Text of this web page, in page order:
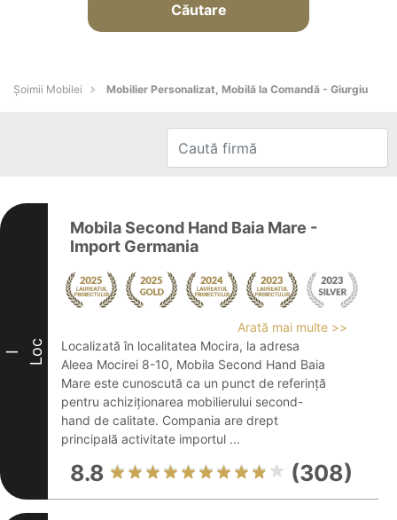
Căutare
Șoimii Mobilei Mobilier Personalizat, Mobilă la Comandă - Giurgiu
I Loc
Mobila Second Hand Baia Mare -
Import Germania
Arată mai multe >>
Localizată în localitatea Mocira, la adresa
Aleea Mocirei 8-10, Mobila Second Hand Baia
Mare este cunoscută ca un punct de referință
pentru achiziționarea mobilierului second-
hand de calitate. Compania are drept
principală activitate importul ...
8.8 (308)